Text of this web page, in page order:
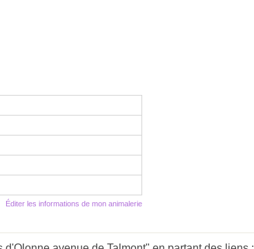
Éditer les informations de mon animalerie